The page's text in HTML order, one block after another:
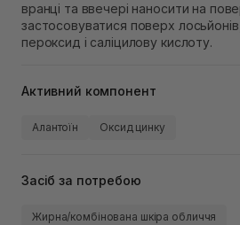
вранці та ввечері наносити на
застосовуватися поверх
пероксид і саліцилову кислоту.
Активний компонент
Алантоїн Оксид цинку
Засіб за потребою
Жирна/комбінована шкіра обличчя